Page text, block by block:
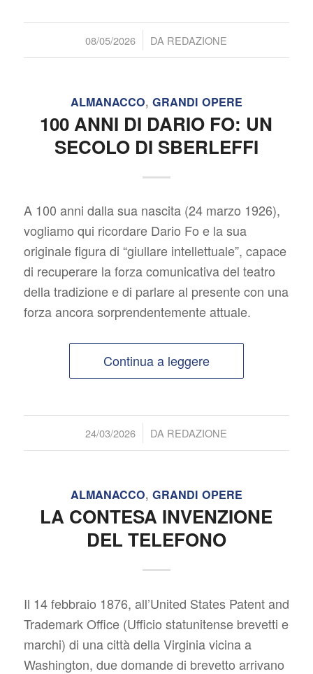
08/05/2026
/ DA REDAZIONE
ALMANACCO, GRANDI OPERE
100 ANNI DI DARIO FO: UN
SECOLO DI SBERLEFFI
A 100 anni dalla sua nascita (24 marzo 1926),
vogliamo qui ricordare Dario Fo e la sua
originale figura di “giullare intellettuale”, capace
di recuperare la forza comunicativa del teatro
della tradizione e di parlare al presente con una
forza ancora sorprendentemente attuale.
Continua a leggere
24/03/2026
/ DA REDAZIONE
ALMANACCO, GRANDI OPERE
LA CONTESA INVENZIONE
DEL TELEFONO
Il 14 febbraio 1876, all’United States Patent and
Trademark Office (Ufficio statunitense brevetti e
marchi) di una città della Virginia vicina a
Washington, due domande di brevetto arrivano